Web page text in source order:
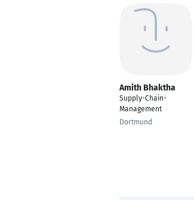
Amith Bhaktha
Supply-Chain-
Management
Dortmund